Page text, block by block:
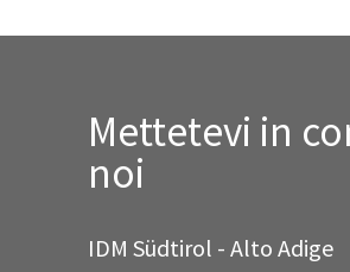
Mettetevi in
noi
IDM Südtirol - Alto Adige